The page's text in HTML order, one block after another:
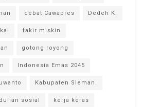
debat Cawapres Dedeh K.
fakir miskin
gotong royong
Indonesia Emas 2045
Kabupaten Sleman.
sosial kerja keras